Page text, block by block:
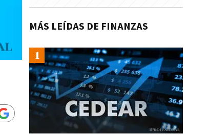
MÁS LEÍDAS DE FINANZAS